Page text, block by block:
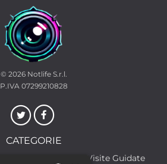
© 2026 Notlife S.r.l.
P.IVA 07299210828
CATEGORIE
Escursioni & Visite Guidate